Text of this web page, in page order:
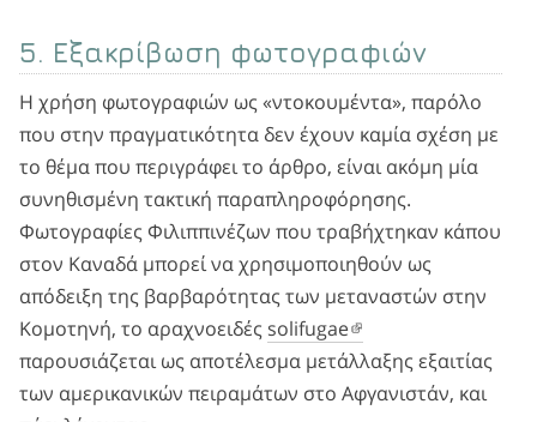
5. Εξακρίβωση φωτογραφιών
Η χρήση φωτογραφιών ως «ντοκουμέντα», παρόλο
που στην πραγματικότητα δεν έχουν καμία σχέση με
το θέμα που περιγράφει το άρθρο, είναι ακόμη μία
συνηθισμένη τακτική παραπληροφόρησης.
Φωτογραφίες Φιλιππινέζων που τραβήχτηκαν κάπου
στον Καναδά μπορεί να χρησιμοποιηθούν ως
απόδειξη της βαρβαρότητας των μεταναστών στην
Κομοτηνή, το αραχνοειδές solifugae
παρουσιάζεται ως αποτέλεσμα μετάλλαξης εξαιτίας
των αμερικανικών πειραμάτων στο Αφγανιστάν, και